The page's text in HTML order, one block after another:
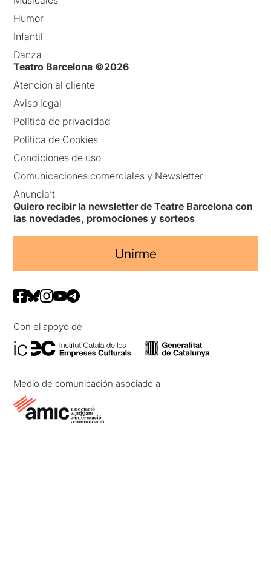
Humor
Infantil
Danza
Teatro Barcelona ©2026
Atención al cliente
Aviso legal
Política de privacidad
Política de Cookies
Condiciones de uso
Comunicaciones comerciales y Newsletter
Anuncia’t
Quiero recibir la newsletter de Teatre Barcelona con
las novedades, promociones y sorteos
Unirme
Con el apoyo de
Medio de comunicación asociado a